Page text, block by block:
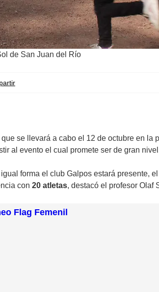
de San Juan del Río
que se llevará a cabo el 12 de octubre en la
al evento el cual promete ser de gran
forma el club Galpos estará presente,
con 20 atletas, destacó el profesor Olaf
Flag Femenil